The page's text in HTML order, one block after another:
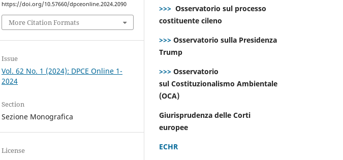
https://doi.org/10.57660/dpceonline.2024.2090
More Citation Formats
Issue
Vol. 62 No. 1 (2024): DPCE Online 1-
2024
Section
Sezione Monografica
License
>>> Osservatorio sul processo
costituente cileno
>>> Osservatorio sulla Presidenza
Trump
>>> Osservatorio
sul Costituzionalismo Ambientale
(OCA)
Giurisprudenza delle Corti
europee
ECHR